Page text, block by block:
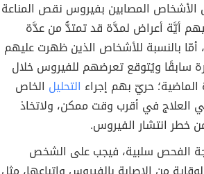
المصابين بفيروس نقص المناعة
أيَّة أعراض لمدَّة قد تمتدُّ من عدَّة
بالنسبة للأشخاص الذين ظهرت عليهم
سابقًا ويُتوقع تعرضهم للفيروس خلال
الماضية؛ حريّ بهم إجراء التحليل الخاص
العلاج في أقرب وقت ممكن، ولاتخاذ
خطر انتشار الفيروس.
الفحص سلبية، فيجب على الشخص